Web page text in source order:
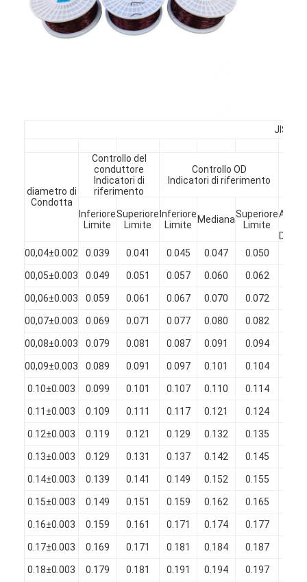
Chi Siamo
Visita alla fabbrica
Chiedi un preventivo
filtro di rame rotondo smaltato
Filati di rame isolati con smalto
Cavi magnetici di smalto
Filati ricoperti di seta
cavo del litz
JIS---3
diametro di
Condotta
Controllo del
conduttore
Indicatori di
riferimento
Controllo OD
Indicatori di riferimento
Inferiore
Limite
Superiore
Limite
Inferiore
Limite
MedianaSuperiore
Limite
00,04±0.002
0.039 0.041 0.045 0.047 0.050
00,05±0.003 0.049 0.051 0.057 0.060 0.062
00,06±0.003 0.059 0.061 0.067 0.070 0.072
00,07±0.003 0.069 0.071 0.077 0.080 0.082
00,08±0.003 0.079 0.081 0.087 0.091 0.094
00,09±0.003 0.089 0.091 0.097 0.101 0.104
0.10±0.003 0.099 0.101 0.107 0.110 0.114
0.11±0.003 0.109 0.111 0.117 0.121 0.124
0.12±0.003 0.119 0.121 0.129 0.132 0.135
0.13±0.003 0.129 0.131 0.137 0.142 0.145
0.14±0.003 0.139 0.141 0.149 0.152 0.155
0.15±0.003 0.149 0.151 0.159 0.162 0.165
0.16±0.003 0.159 0.161 0.171 0.174 0.177
0.17±0.003 0.169 0.171 0.181 0.184 0.187
0.18±0.003 0.179 0.181 0.191 0.194 0.197